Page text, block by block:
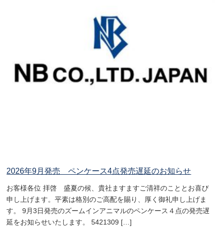
2026年9月発売 ペンケース4点発売遅延のお知らせ
お客様各位 拝啓 盛夏の候、貴社ますますご清祥のこととお喜び
申し上げます。平素は格別のご高配を賜り、厚く御礼申し上げま
す。 9月3日発売のズームインアニマルのペンケース４点の発売遅
延をお知らせいたします。 5421309 […]